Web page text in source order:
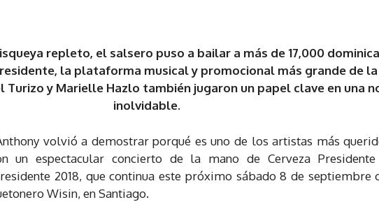
repleto, el salsero puso a bailar a más de 17,000
la plataforma musical y promocional más grande de la
Turizo y Marielle Hazlo también jugaron un papel clave en una
inolvidable.
volvió a demostrar porqué es uno de los artistas más
un espectacular concierto de la mano de Cerveza
2018, que continua este próximo sábado 8 de septiembre
Wisin, en Santiago.